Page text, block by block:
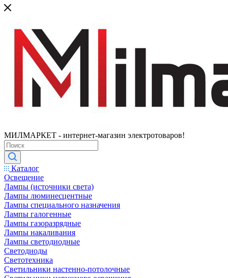
МИЛМАРКЕТ - интернет-магазин электротоваров!
Каталог
Освещение
Лампы (источники света)
Лампы люминесцентные
Лампы специального назначения
Лампы галогенные
Лампы газоразрядные
Лампы накаливания
Лампы светодиодные
Светодиоды
Светотехника
Светильники настенно-потолочные